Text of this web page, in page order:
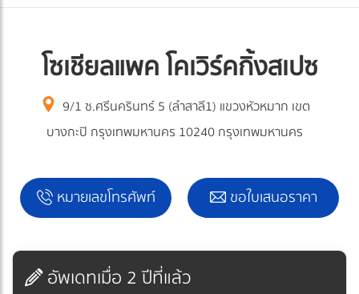
โซเชียลแพค โคเวิร์คกิ้งสเปซ
9/1 ซ.ศรีนครินทร์ 5 (ลำสาลี1) แขวงหัวหมาก เขต
บางกะปิ กรุงเทพมหานคร 10240 กรุงเทพมหานคร
หมายเลขโทรศัพท์ ขอใบเสนอราคา
อัพเดทเมื่อ 2 ปีที่แล้ว